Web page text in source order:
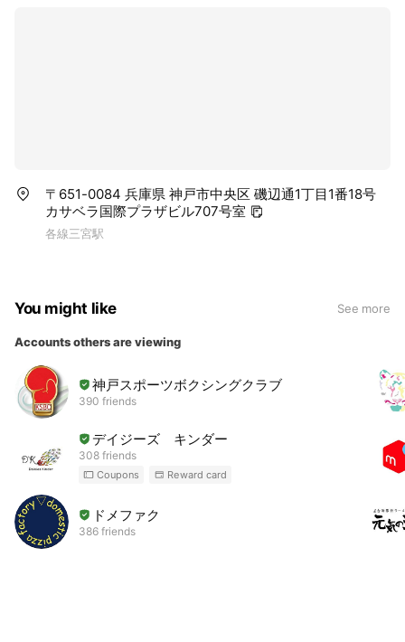
〒651-0084 兵庫県 神戸市中央区 磯辺通1丁目1番18号
カサベラ国際プラザビル707号室
各線三宮駅
You might like See more
Accounts others are viewing
神戸スポーツボクシングクラブ
390 friends
デイジーズ キンダー
308 friends
Coupons Reward card
ドメファク
386 friends